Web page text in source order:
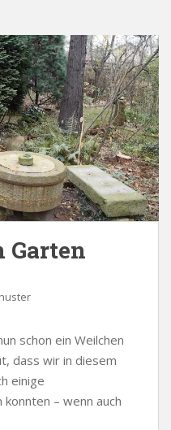
Garten
schon ein Weilchen
dass wir in diesem
einige
– wenn auch